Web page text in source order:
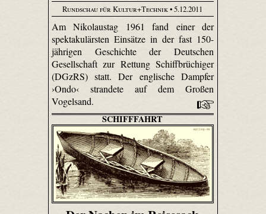
Rundschau für Kultur+Technik• 5.12.2011
Am Nikolaustag 1961 fand einer der
spektakulärsten Einsätze in der fast 150-
jährigen Geschichte der Deutschen
Gesellschaft zur Rettung Schiffbrüchiger
(DGzRS) statt. Der englische Dampfer
›Ondo‹ strandete auf dem Großen
Vogelsand.
SCHIFFFAHRT